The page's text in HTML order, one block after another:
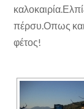
πέρσυ.Οπως και
φέτος!